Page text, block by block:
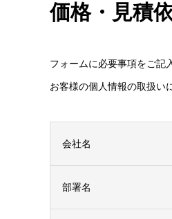
価格・見積
フォームに必要事項をご記
お客様の個人情報の取扱い
会社名
部署名